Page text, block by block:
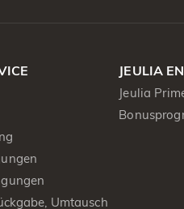
Umtausch
JEULIA
Jeulia